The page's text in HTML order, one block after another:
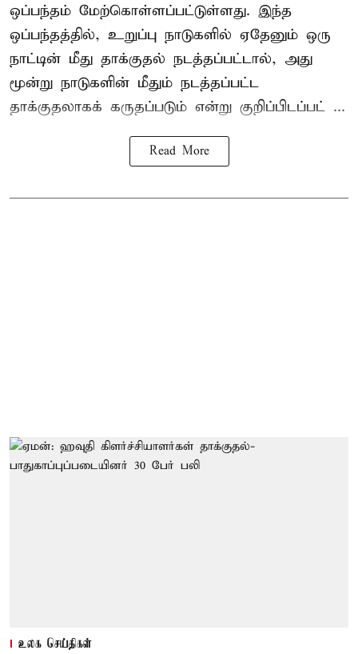
ஒப்பந்தம் மேற்கொள்ளப்பட்டுள்ளது. இந்த
ஒப்பந்தத்தில், உறுப்பு நாடுகளில் ஏதேனும் ஒரு
நாட்டின் மீது தாக்குதல் நடத்தப்பட்டால், அது
மூன்று நாடுகளின் மீதும் நடத்தப்பட்ட
தாக்குதலாகக் கருதப்படும் என்று குறிப்பிடப்பட் ...
Read More
உலக செய்திகள்